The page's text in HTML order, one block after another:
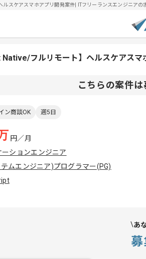
ルスケアスマホアプリ開発案件| ITフリーランスエンジニア
Native/フルリモート】ヘルスケアス
こちらの案件
ン商談OK 週5日
円／月
ーションエンジニア
ムエンジニア)プログラマー(PG)
あ